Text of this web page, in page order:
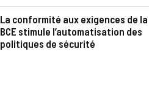
La conformité aux exigences de la
BCE stimule l’automatisation des
politiques de sécurité